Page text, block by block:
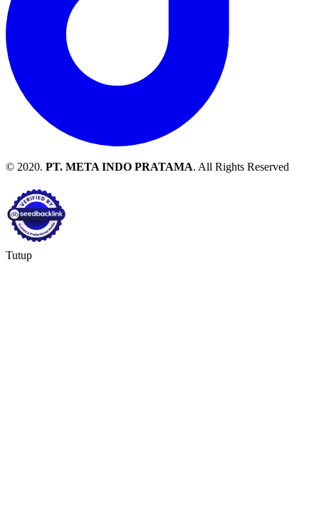
© 2020. PT. META INDO PRATAMA. All Rights Reserved
Tutup